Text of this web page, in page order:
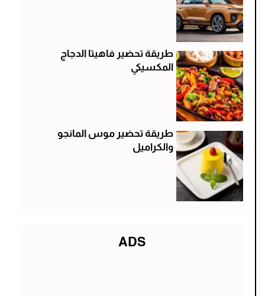
طريقة تحضير فاهيتا الدجاج
المكسيكي
طريقة تحضير موس المانجو
والكراميل
ADS